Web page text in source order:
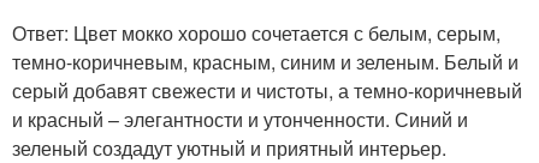
Ответ: Цвет мокко хорошо сочетается с белым, серым,
темно-коричневым, красным, синим и зеленым. Белый и
серый добавят свежести и чистоты, а темно-коричневый
и красный – элегантности и утонченности. Синий и
зеленый создадут уютный и приятный интерьер.